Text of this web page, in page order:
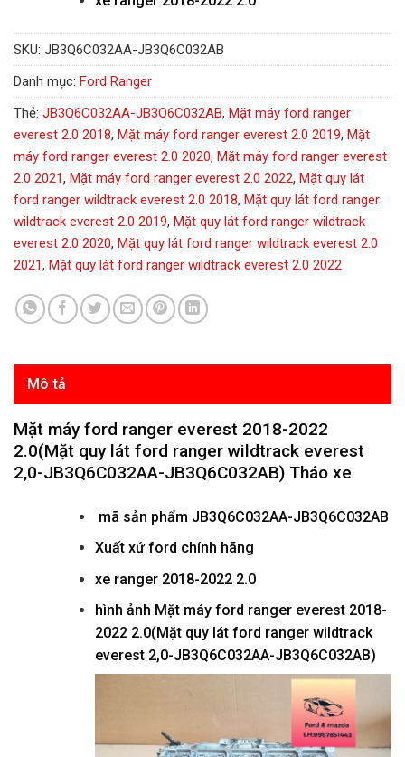
SKU: JB3Q6C032AA-JB3Q6C032AB
Danh mục: Ford Ranger
Thẻ: JB3Q6C032AA-JB3Q6C032AB, Mặt máy ford ranger
everest 2.0 2018, Mặt máy ford ranger everest 2.0 2019, Mặt
máy ford ranger everest 2.0 2020, Mặt máy ford ranger everest
2.0 2021, Mặt máy ford ranger everest 2.0 2022, Mặt quy lát
ford ranger wildtrack everest 2.0 2018, Mặt quy lát ford ranger
wildtrack everest 2.0 2019, Mặt quy lát ford ranger wildtrack
everest 2.0 2020, Mặt quy lát ford ranger wildtrack everest 2.0
2021, Mặt quy lát ford ranger wildtrack everest 2.0 2022
Mô tả
Mặt máy ford ranger everest 2018-2022
2.0(Mặt quy lát ford ranger wildtrack everest
2,0-JB3Q6C032AA-JB3Q6C032AB) Tháo xe
mã sản phẩm JB3Q6C032AA-JB3Q6C032AB
Xuất xứ ford chính hãng
xe ranger 2018-2022 2.0
hình ảnh Mặt máy ford ranger everest 2018-
2022 2.0(Mặt quy lát ford ranger wildtrack
everest 2,0-JB3Q6C032AA-JB3Q6C032AB)